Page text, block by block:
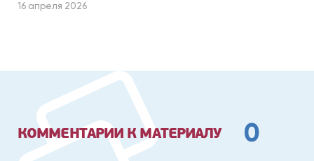
16 апреля 2026
КОММЕНТАРИИ К МАТЕРИАЛУ 0